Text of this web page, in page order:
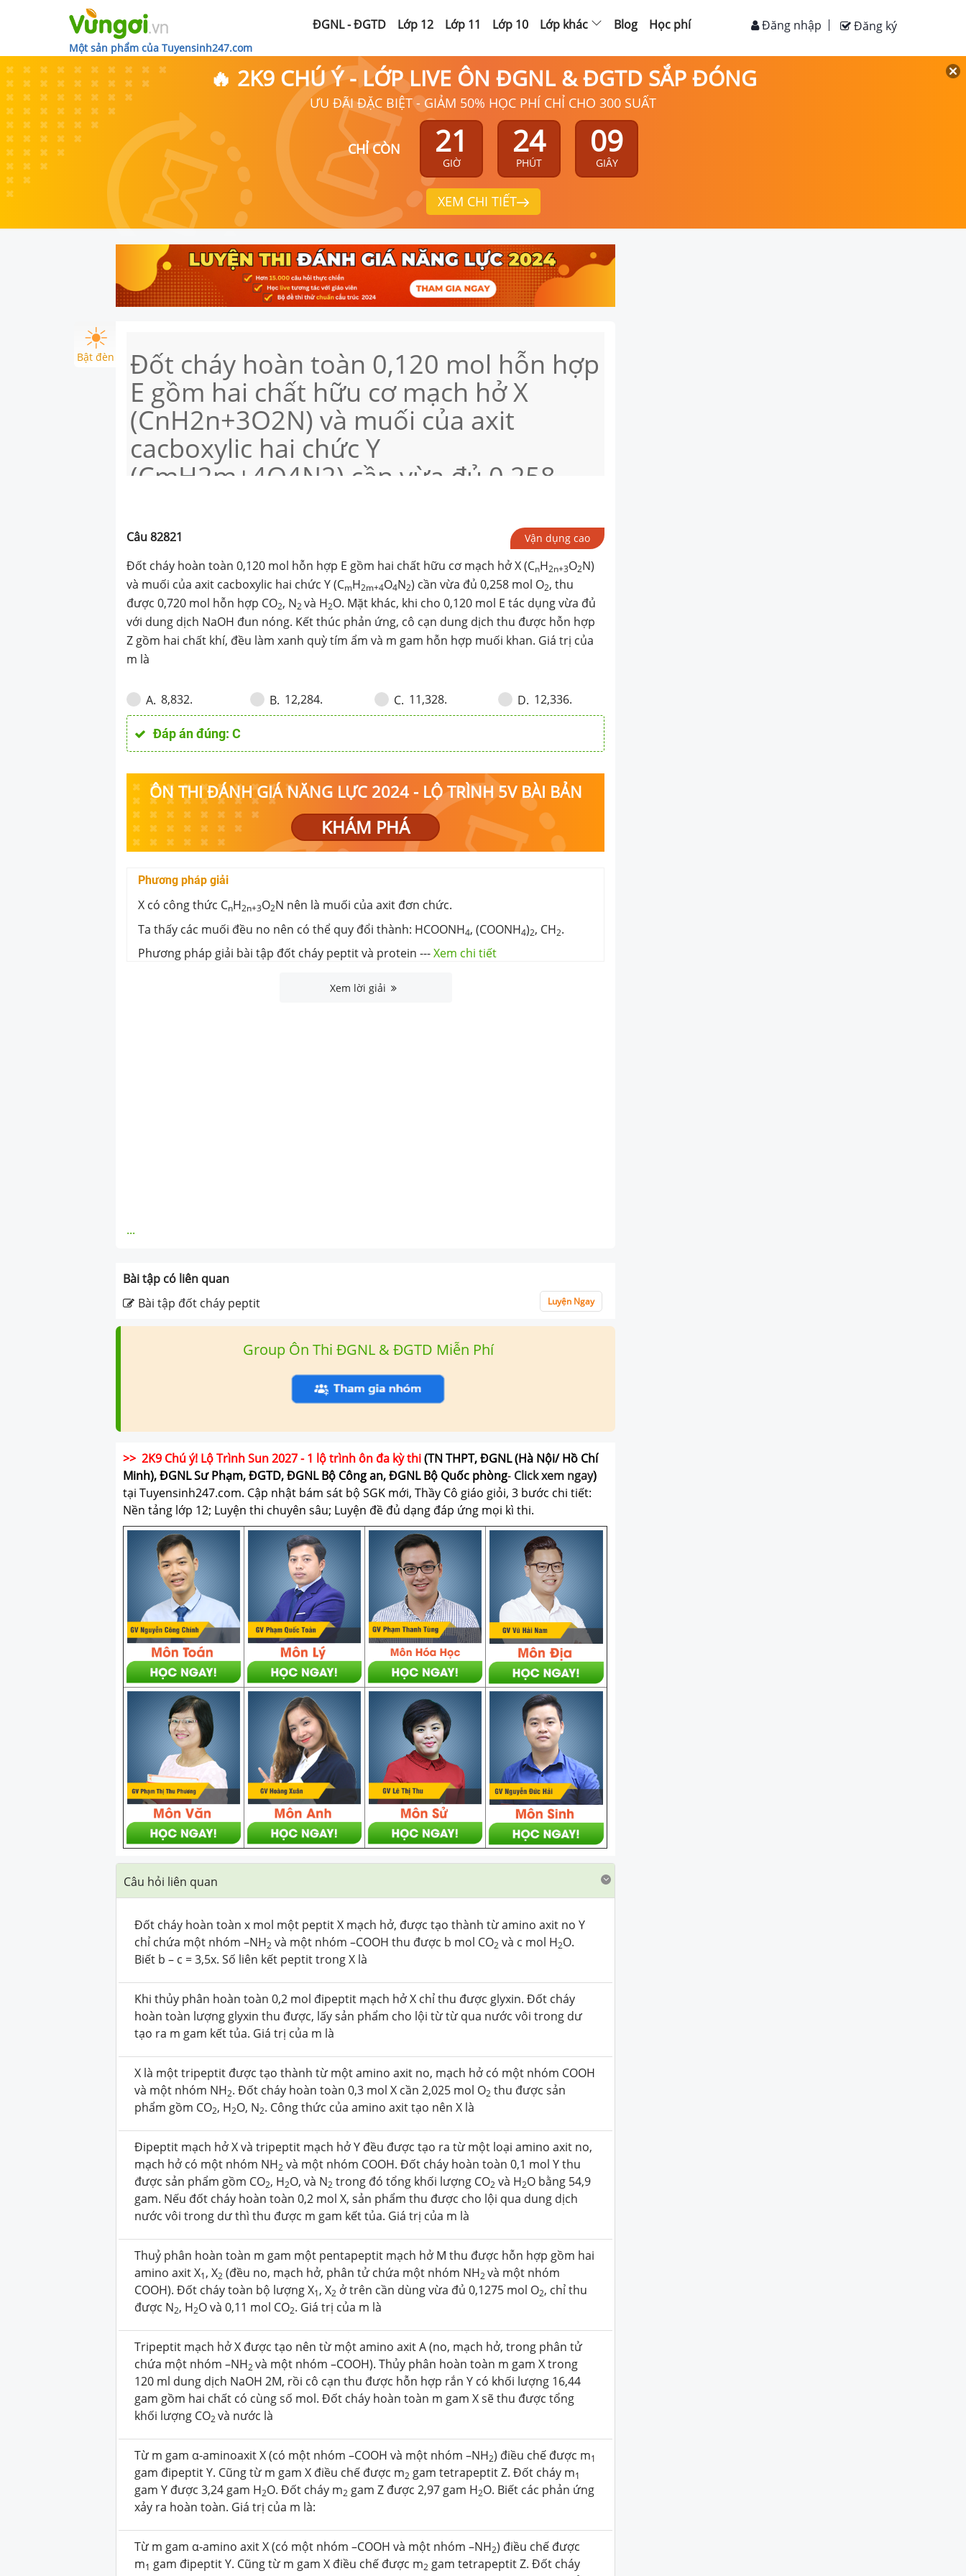
Một sản phẩm của Tuyensinh247.com
ĐGNL - ĐGTD Lớp 12 Lớp 11 Lớp 10 Lớp khác Blog Học phí Đăng ký
Đăng nhập
🔥 2K9 CHÚ Ý - LỚP LIVE ÔN ĐGNL & ĐGTD SẮP ĐÓNG
ƯU ĐÃI ĐẶC BIỆT - GIẢM 50% HỌC PHÍ CHỈ CHO 300 SUẤT
CHỈ CÒN 21
GIỜ
24
PHÚT
08
GIÂY
XEM CHI TIẾT
Bật đèn Đốt cháy hoàn toàn 0,120 mol hỗn hợp
E gồm hai chất hữu cơ mạch hở X
(CnH2n+3O2N) và muối của axit
cacboxylic hai chức Y
(CmH2m+4O4N2) cần vừa đủ 0,258
CO2, N2 và H2O. Mặt khác, khi cho
0,120 mol E tác dụng vừa đủ với dung
dịch NaOH đun nóng. Kết thúc phản
ứng, cô cạn dung dịch thu được hỗn
hợp Z gồm hai chất khí, đều làm xanh
quỳ tím ẩm và m gam hỗn hợp muối
khan. Giá trị của m là
Câu82821 Vận dụng cao
Đốt cháy hoàn toàn 0,120 mol hỗn hợp E gồm hai chất hữu cơ mạch hở X (CnH2n+3O2N)
và muối của axit cacboxylic hai chức Y (CmH2m+4O4N2) cần vừa đủ 0,258 mol O2, thu
được 0,720 mol hỗn hợp CO2, N2và H2O. Mặt khác, khi cho 0,120 mol E tác dụng vừa đủ
với dung dịch NaOH đun nóng. Kết thúc phản ứng, cô cạn dung dịch thu được hỗn hợp
Z gồm hai chất khí, đều làm xanh quỳ tím ẩm và m gam hỗn hợp muối khan. Giá trị của
m là
A. 8,832. B. 12,284. C. 11,328. D. 12,336.
Đáp án đúng:C
ÔN THI ĐÁNH GIÁ NĂNG LỰC 2024 - LỘ TRÌNH 5V BÀI BẢN
KHÁM PHÁ
Phương pháp giải
X có công thức CnH2n+3O2N nên là muối của axit đơn chức.
Ta thấy các muối đều no nên có thể quy đổi thành: HCOONH4, (COONH4)2, CH2.
Phương pháp giải bài tập đốt cháy peptit và protein ---Xem chi tiết
Xem lời giải
...
Bài tập có liên quan
Bài tập đốt cháy peptit
Luyện Ngay
Group Ôn Thi ĐGNL & ĐGTD Miễn Phí
>> 2K9 Chú ý! Lộ Trình Sun 2027 - 1 lộ trình ôn đa kỳ thi(TN THPT, ĐGNL (Hà Nội/ Hồ Chí
Minh), ĐGNL Sư Phạm, ĐGTD, ĐGNL Bộ Công an, ĐGNL Bộ Quốc phòng- Click xem ngay)
tại Tuyensinh247.com. Cập nhật bám sát bộ SGK mới, Thầy Cô giáo giỏi, 3 bước chi tiết:
Nền tảng lớp 12; Luyện thi chuyên sâu; Luyện đề đủ dạng đáp ứng mọi kì thi.
Câu hỏi liên quan
Đốt cháy hoàn toàn x mol một peptit X mạch hở, được tạo thành từ amino axit no Y
chỉ chứa một nhóm –NH2 và một nhóm –COOH thu được b mol CO2 và c mol H2O.
Biết b – c = 3,5x. Số liên kết peptit trong X là
Khi thủy phân hoàn toàn 0,2 mol đipeptit mạch hở X chỉ thu được glyxin. Đốt cháy
hoàn toàn lượng glyxin thu được, lấy sản phẩm cho lội từ từ qua nước vôi trong dư
tạo ra m gam kết tủa. Giá trị của m là
X là một tripeptit được tạo thành từ một amino axit no, mạch hở có một nhóm COOH
và một nhóm NH2. Đốt cháy hoàn toàn 0,3 mol X cần 2,025 mol O2 thu được sản
phẩm gồm CO2, H2O, N2. Công thức của amino axit tạo nên X là
Đipeptit mạch hở X và tripeptit mạch hở Y đều được tạo ra từ một loại amino axit no,
mạch hở có một nhóm NH2 và một nhóm COOH. Đốt cháy hoàn toàn 0,1 mol Y thu
được sản phẩm gồm CO2, H2O, và N2 trong đó tổng khối lượng CO2 và H2O bằng 54,9
gam. Nếu đốt cháy hoàn toàn 0,2 mol X, sản phẩm thu được cho lội qua dung dịch
nước vôi trong dư thì thu được m gam kết tủa. Giá trị của m là
Thuỷ phân hoàn toàn m gam một pentapeptit mạch hở M thu được hỗn hợp gồm hai
amino axit X1, X2 (đều no, mạch hở, phân tử chứa một nhóm NH2và một nhóm
COOH). Đốt cháy toàn bộ lượng X1, X2 ở trên cần dùng vừa đủ 0,1275 mol O2, chỉ thu
được N2, H2O và 0,11 mol CO2. Giá trị của m là
Tripeptit mạch hở X được tạo nên từ một amino axit A (no, mạch hở, trong phân tử
chứa một nhóm –NH2và một nhóm –COOH). Thủy phân hoàn toàn m gam X trong
120 ml dung dịch NaOH 2M, rồi cô cạn thu được hỗn hợp rắn Y có khối lượng 16,44
gam gồm hai chất có cùng số mol. Đốt cháy hoàn toàn m gam X sẽ thu được tổng
khối lượng CO2và nước là
Từ m gam α-aminoaxit X (có một nhóm –COOH và một nhóm –NH2) điều chế được m1
gam đipeptit Y. Cũng từ m gam X điều chế được m2 gam tetrapeptit Z. Đốt cháy m1
gam Y được 3,24 gam H2O. Đốt cháy m2 gam Z được 2,97 gam H2O. Biết các phản ứng
xảy ra hoàn toàn. Giá trị của m là:
Từ m gam α-amino axit X (có một nhóm –COOH và một nhóm –NH2) điều chế được
m1 gam đipeptit Y. Cũng từ m gam X điều chế được m2 gam tetrapeptit Z. Đốt cháy